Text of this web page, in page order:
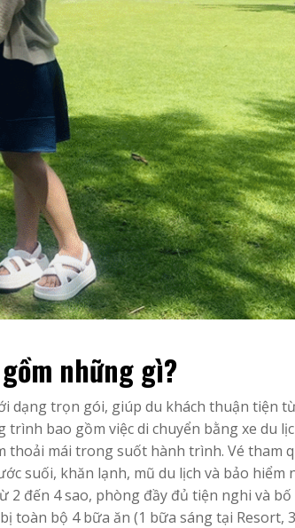
những gì?
dạng trọn gói, giúp du khách thuận tiện
bao gồm việc di chuyển bằng xe du
thoải mái trong suốt hành trình. Vé tham
suối, khăn lạnh, mũ du lịch và bảo hiểm
đến 4 sao, phòng đầy đủ tiện nghi và
toàn bộ 4 bữa ăn (1 bữa sáng tại Resort,